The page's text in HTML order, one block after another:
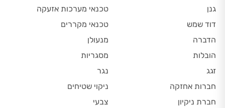
גנן
דוד שמש
הדברה
הובלות
זגג
חברות אחזקה
חברת ניקיון
טכנאי מערכות אזעקה
טכנאי מקררים
מנעולן
מסגריות
נגר
ניקוי שטיחים
צבעי